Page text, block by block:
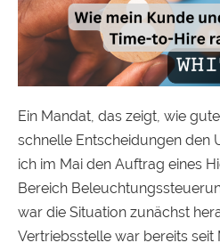
Ein Mandat, das zeigt, wie
schnelle Entscheidungen den
ich im Mai den Auftrag eines
Bereich
war die Situation zunächst
Vertriebsstelle war bereits seit